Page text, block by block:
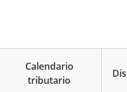
Calendario
tributario